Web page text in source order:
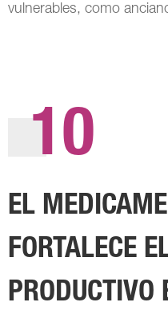
vulnerables, como
10
EL
FORTALECE
PRODUCTIVO